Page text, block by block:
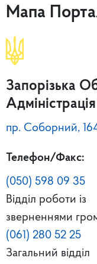
Мапа
Запорізька
Адміністрація
пр. Соборний,
Телефон/Факс:
(050) 598 09 35
Відділ роботи із
зверненнями
(061) 280 52 25
Загальний відділ